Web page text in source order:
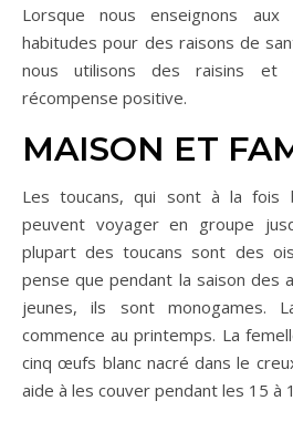
Lorsque nous enseignons aux
habitudes pour des raisons de
nous utilisons des raisins et
récompense positive.
MAISON ET
Les toucans, qui sont à la fois
peuvent voyager en groupe
plupart des toucans sont des
pense que pendant la saison des
jeunes, ils sont monogames.
commence au printemps. La
cinq œufs blanc nacré dans le
aide à les couver pendant les 15 à